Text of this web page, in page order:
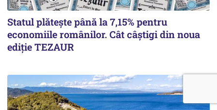
Statul plătește până la 7,15% pentru
economiile românilor. Cât câștigi din noua
ediție TEZAUR